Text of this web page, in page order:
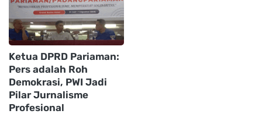
Ketua DPRD Pariaman:
Pers adalah Roh
Demokrasi, PWI Jadi
Pilar Jurnalisme
Profesional